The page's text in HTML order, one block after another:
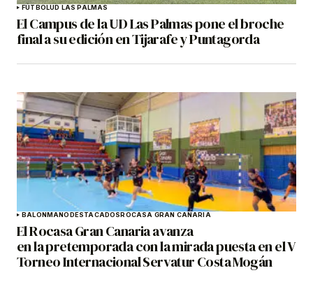
FÚTBOLUD LAS PALMAS
El Campus de la UD Las Palmas pone el broche
final a su edición en Tijarafe y Puntagorda
BALONMANODESTACADOSROCASA GRAN CANARIA
El Rocasa Gran Canaria avanza
en la pretemporada con la mirada puesta en el V
Torneo Internacional Servatur Costa Mogán